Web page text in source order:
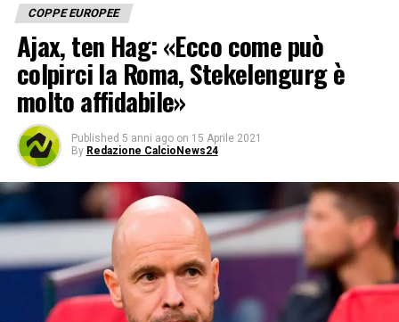
COPPE EUROPEE
Ajax, ten Hag: «Ecco come può
colpirci la Roma, Stekelengurg è
molto affidabile»
Published 5 anni ago on 15 Aprile 2021
By Redazione CalcioNews24